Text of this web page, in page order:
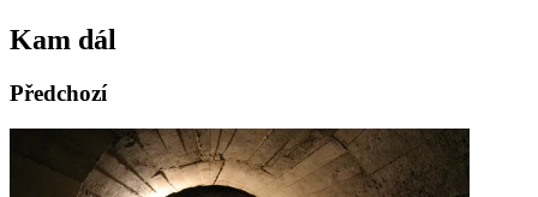
Kam dál
Předchozí